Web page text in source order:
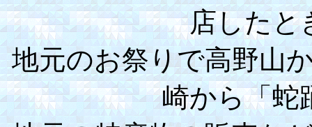
店したと
地元のお祭りで高野山
崎から「蛇